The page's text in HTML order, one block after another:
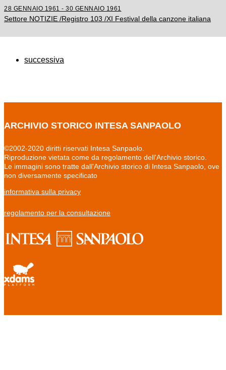
28 GENNAIO 1961 - 30 GENNAIO 1961
Settore NOTIZIE /Registro 103 /XI Festival della canzone italiana
successiva
ARCHIVIO STORICO INTESA SANPAOLO
©2002-2020 diritti riservati Intesa Sanpaolo.
Riproduzione vietata come da regolamento dell'Archivio storico.
Le immagini sono tratte dall'Archivio storico di Intesa Sanpaolo, ove
non diversamente specificato
informativa sulla privacy
regolamento per la consultazione